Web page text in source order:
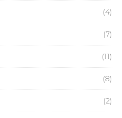
(4)
(7)
(11)
(8)
(2)